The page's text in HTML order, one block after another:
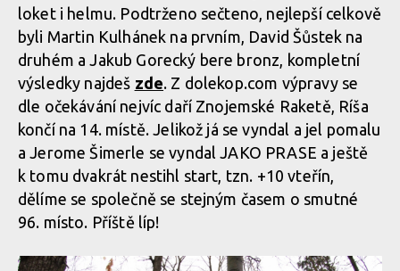
loket i helmu. Podtrženo sečteno, nejlepší celkově
byli Martin Kulhánek na prvním, David Šůstek na
druhém a Jakub Gorecký bere bronz, kompletní
výsledky najdeš zde. Z dolekop.com výpravy se
dle očekávání nejvíc daří Znojemské Raketě, Ríša
končí na 14. místě. Jelikož já se vyndal a jel pomalu
a Jerome Šimerle se vyndal JAKO PRASE a ještě
k tomu dvakrát nestihl start, tzn. +10 vteřín,
dělíme se společně se stejným časem o smutné
96. místo. Příště líp!